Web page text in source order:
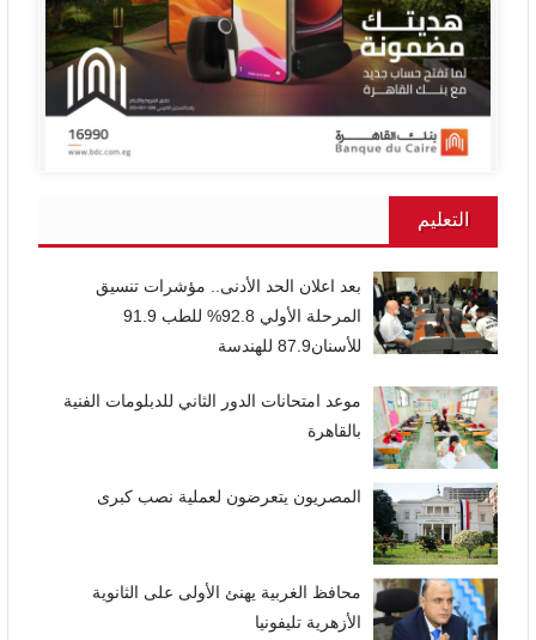
التعليم
بعد اعلان الحد الأدنى.. مؤشرات تنسيق
المرحلة الأولي 92.8% للطب 91.9
للأسنان87.9 للهندسة
موعد امتحانات الدور الثاني للدبلومات الفنية
بالقاهرة
المصريون يتعرضون لعملية نصب كبرى
محافظ الغربية يهنئ الأولى على الثانوية
الأزهرية تليفونيا